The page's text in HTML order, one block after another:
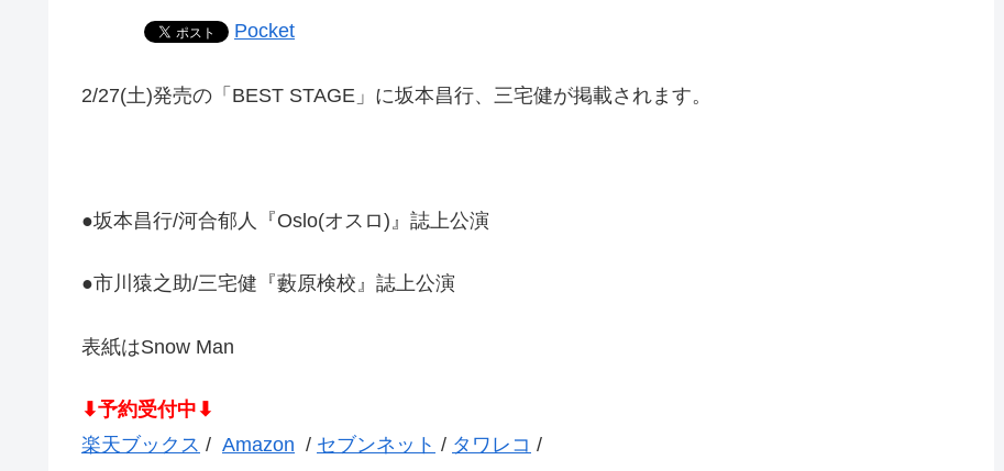
Pocket
2/27(土)発売の「BEST STAGE」に坂本昌行、三宅健が掲載されます。
●坂本昌行/河合郁人『Oslo(オスロ)』誌上公演
●市川猿之助/三宅健『藪原検校』誌上公演
表紙はSnow Man
⬇予約受付中⬇
楽天ブックス / Amazon / セブンネット / タワレコ /